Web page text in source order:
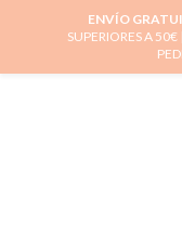
ENVÍO
SUPERIORES A 50€ |